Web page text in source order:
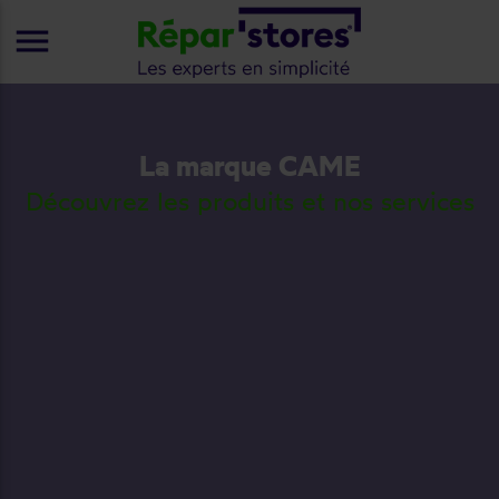
La marque CAME
Découvrez les produits et nos services
menu